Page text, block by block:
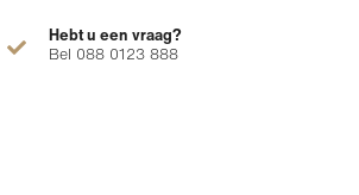
Hebt u een vraag?
Bel 088 0123 888